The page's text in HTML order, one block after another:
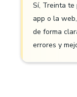
Sí, Treinta te
app o la
de forma
errores y